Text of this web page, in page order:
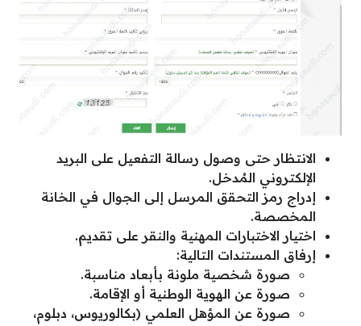
الانتظار حتى وصول رسالة التفعيل على البريد
الإلكتروني المُدخل.
إدراج رمز التحقق المرسل إلى الجوال في الخانة
المخصصة.
اختيار الاختبارات المهنية والنقر على تقديم.
إرفاق المستندات التالية:
صورة شخصية ملونة بأبعاد مناسبة.
صورة عن الهوية الوطنية أو الإقامة.
صورة عن المؤهل العلمي (بكالوريوس، دبلوم،